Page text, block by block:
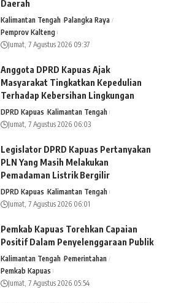
Daerah
Kalimantan Tengah Palangka Raya
Pemprov Kalteng
Jumat, 7 Agustus 2026 09:37
Anggota DPRD Kapuas Ajak
Masyarakat Tingkatkan Kepedulian
Terhadap Kebersihan Lingkungan
DPRD Kapuas Kalimantan Tengah
Jumat, 7 Agustus 2026 06:03
Legislator DPRD Kapuas Pertanyakan
PLN Yang Masih Melakukan
Pemadaman Listrik Bergilir
DPRD Kapuas Kalimantan Tengah
Jumat, 7 Agustus 2026 06:01
Pemkab Kapuas Torehkan Capaian
Positif Dalam Penyelenggaraan Publik
Kalimantan Tengah Pemerintahan
Pemkab Kapuas
Jumat, 7 Agustus 2026 05:54